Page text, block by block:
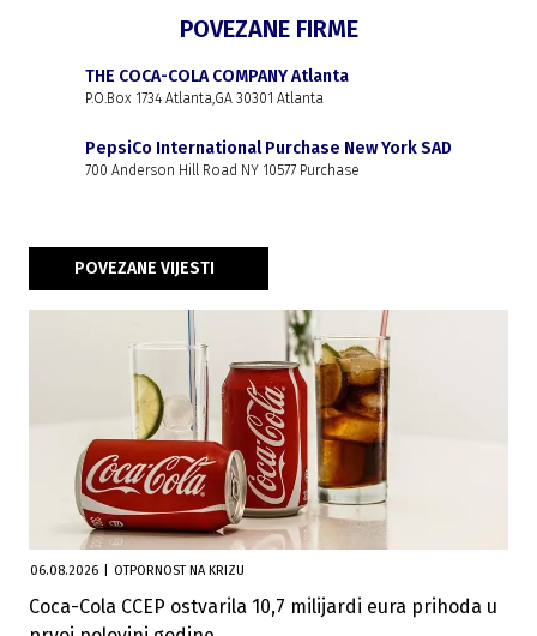
POVEZANE FIRME
THE COCA-COLA COMPANY Atlanta
P.O.Box 1734 Atlanta,GA 30301 Atlanta
PepsiCo International Purchase New York SAD
700 Anderson Hill Road NY 10577 Purchase
POVEZANE VIJESTI
06.08.2026 OTPORNOST NA KRIZU
Coca-Cola CCEP ostvarila 10,7 milijardi eura prihoda u